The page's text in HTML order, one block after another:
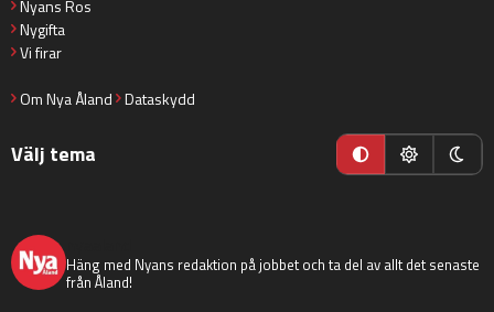
Nyans Ros
Nygifta
Vi firar
Om Nya Åland Dataskydd
Välj tema
Häng med Nyans redaktion på jobbet och ta del av allt det senaste
från Åland!